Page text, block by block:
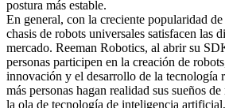
postura más estable.
En general, con la creciente popularidad
chasis de robots universales satisfacen las
mercado. Reeman Robotics, al abrir su
personas participen en la creación de
innovación y el desarrollo de la tecnología
más personas hagan realidad sus sueños
la ola de tecnología de inteligencia